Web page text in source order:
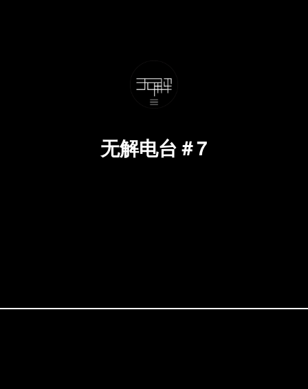
无解电台＃7